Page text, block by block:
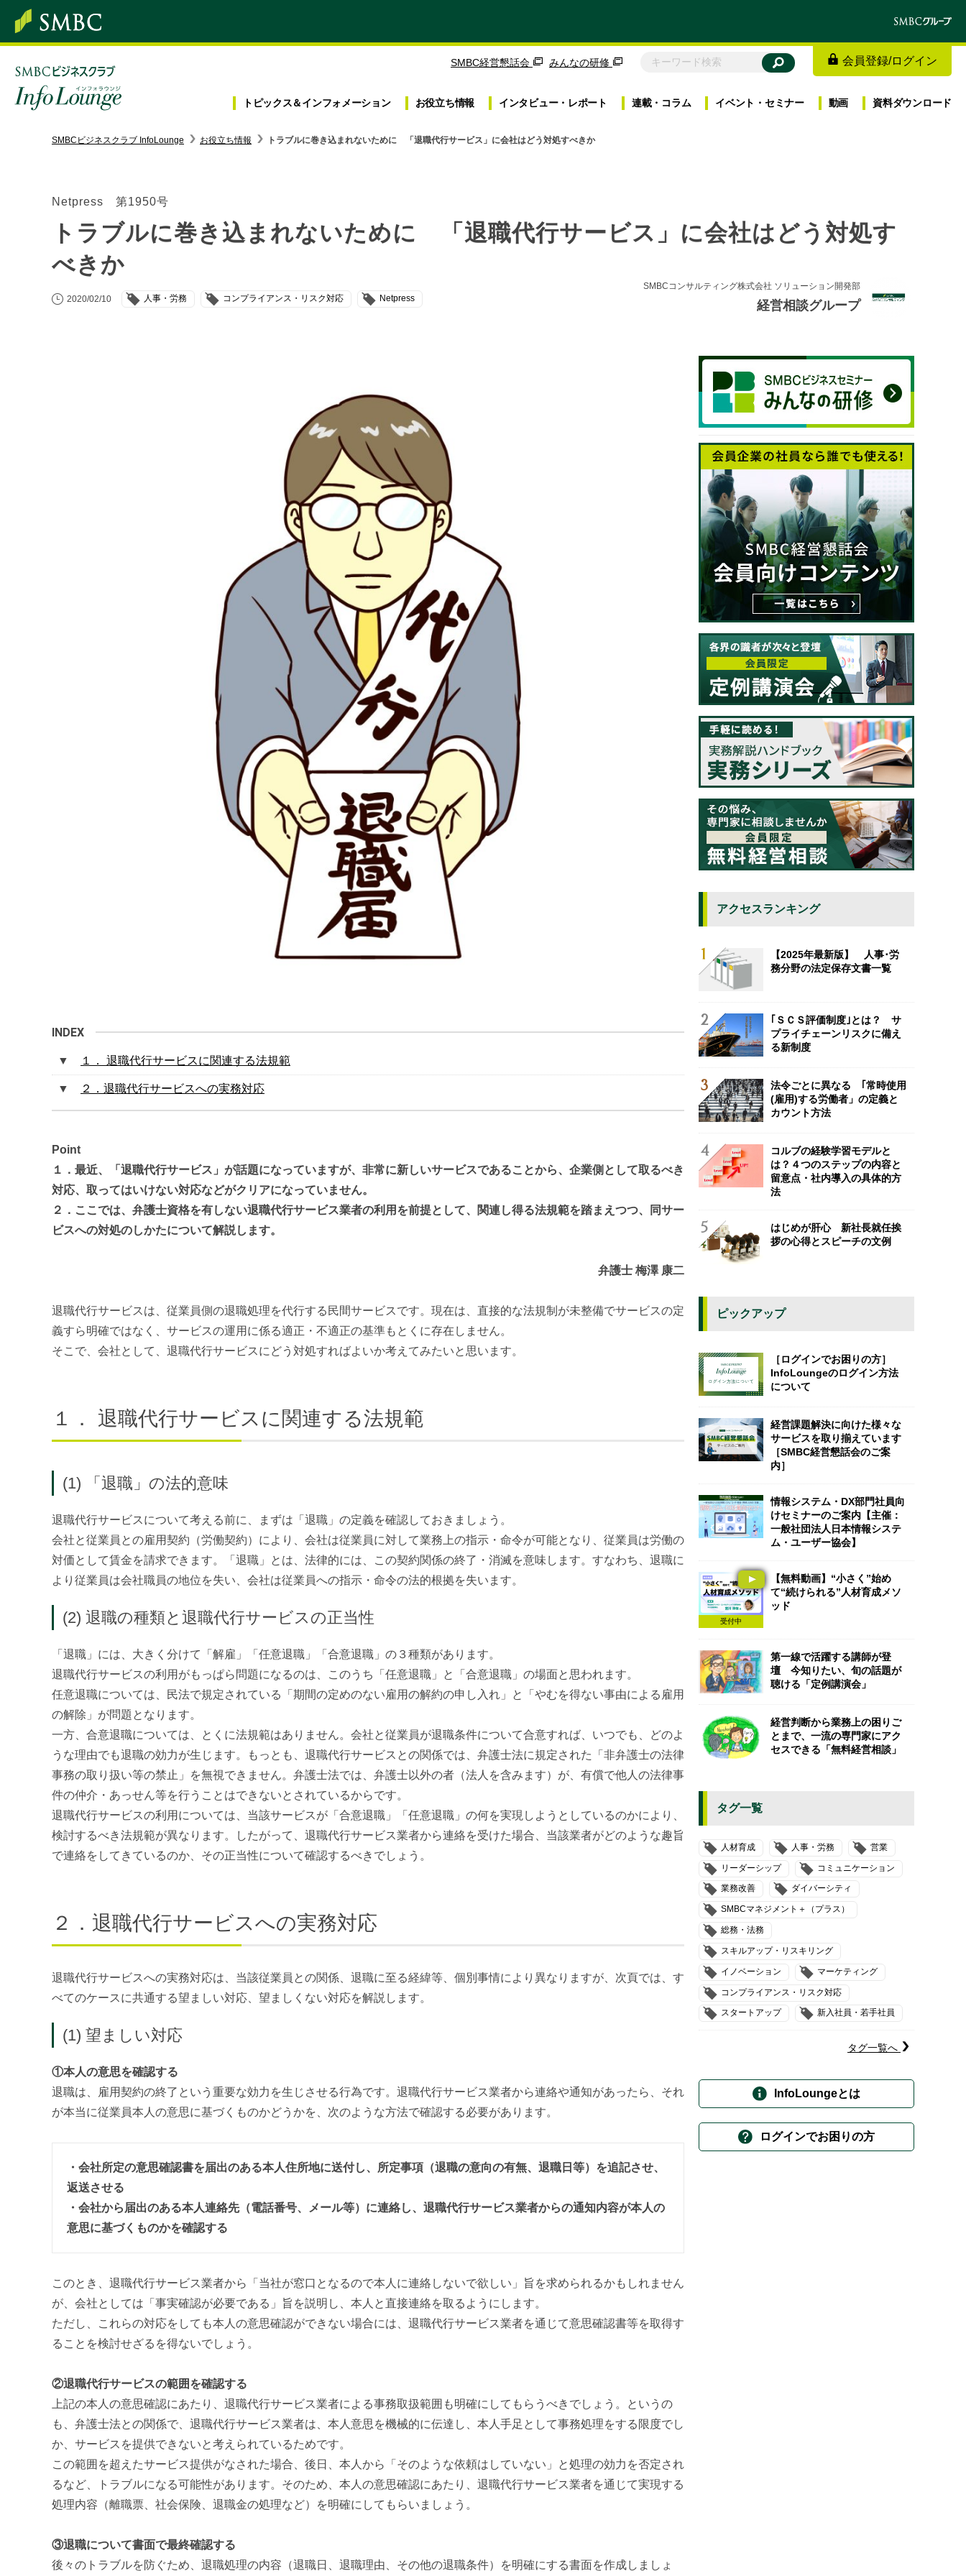
SMBC経営懇話会 みんなの研修 会員登録/ログイン
トピックス＆インフォメーション お役立ち情報 インタビュー・ レポート 連載・ コラム イベント・ セミナー 動画 資料ダウンロード
トピックス＆インフォメーション
お役立ち情報
インタビュー・レポート
SMBCビジネスクラブ InfoLounge お役立ち情報 トラブルに巻き込まれないために 「退職代行サービス」に会社はどう対処すべきか
Netpress 第1950号
トラブルに巻き込まれないために 「退職代行サービス」に会社はどう対処す
べきか
2020/02/10 人事・労務 コンプライアンス・リスク対応 Netpress
SMBCコンサルティング株式会社 ソリューション開発部
経営相談グループ
１． 退職代行サービスに関連する法規範
２．退職代行サービスへの実務対応
Point
１．最近、「退職代行サービス」が話題になっていますが、非常に新しいサービスであることから、企業側として取るべき
対応、取ってはいけない対応などがクリアになっていません。
２．ここでは、弁護士資格を有しない退職代行サービス業者の利用を前提として、関連し得る法規範を踏まえつつ、同サー
ビスへの対処のしかたについて解説します。
弁護士 梅澤 康二
退職代行サービスは、従業員側の退職処理を代行する民間サービスです。現在は、直接的な法規制が未整備でサービスの定
義すら明確ではなく、サービスの運用に係る適正・不適正の基準もとくに存在しません。
そこで、会社として、退職代行サービスにどう対処すればよいか考えてみたいと思います。
１． 退職代行サービスに関連する法規範
(1) 「退職」の法的意味
退職代行サービスについて考える前に、まずは「退職」の定義を確認しておきましょう。
会社と従業員との雇用契約（労働契約）により、会社は従業員に対して業務上の指示・命令が可能となり、従業員は労働の
対価として賃金を請求できます。「退職」とは、法律的には、この契約関係の終了・消滅を意味します。すなわち、退職に
より従業員は会社職員の地位を失い、会社は従業員への指示・命令の法的根拠を失います。
(2) 退職の種類と退職代行サービスの正当性
「退職」には、大きく分けて「解雇」「任意退職」「合意退職」の３種類があります。
退職代行サービスの利用がもっぱら問題になるのは、このうち「任意退職」と「合意退職」の場面と思われます。
任意退職については、民法で規定されている「期間の定めのない雇用の解約の申し入れ」と「やむを得ない事由による雇用
の解除」が問題となります。
一方、合意退職については、とくに法規範はありません。会社と従業員が退職条件について合意すれば、いつでも、どのよ
うな理由でも退職の効力が生じます。もっとも、退職代行サービスとの関係では、弁護士法に規定された「非弁護士の法律
事務の取り扱い等の禁止」を無視できません。弁護士法では、弁護士以外の者（法人を含みます）が、有償で他人の法律事
件の仲介・あっせん等を行うことはできないとされているからです。
退職代行サービスの利用については、当該サービスが「合意退職」「任意退職」の何を実現しようとしているのかにより、
検討するべき法規範が異なります。したがって、退職代行サービス業者から連絡を受けた場合、当該業者がどのような趣旨
で連絡をしてきているのか、その正当性について確認するべきでしょう。
２．退職代行サービスへの実務対応
退職代行サービスへの実務対応は、当該従業員との関係、退職に至る経緯等、個別事情により異なりますが、次頁では、す
べてのケースに共通する望ましい対応、望ましくない対応を解説します。
(1) 望ましい対応
①本人の意思を確認する
退職は、雇用契約の終了という重要な効力を生じさせる行為です。退職代行サービス業者から連絡や通知があったら、それ
が本当に従業員本人の意思に基づくものかどうかを、次のような方法で確認する必要があります。
・会社所定の意思確認書を届出のある本人住所地に送付し、所定事項（退職の意向の有無、退職日等）を追記させ、
返送させる
・会社から届出のある本人連絡先（電話番号、メール等）に連絡し、退職代行サービス業者からの通知内容が本人の
意思に基づくものかを確認する
このとき、退職代行サービス業者から「当社が窓口となるので本人に連絡しないで欲しい」旨を求められるかもしれません
が、会社としては「事実確認が必要である」旨を説明し、本人と直接連絡を取るようにします。
ただし、これらの対応をしても本人の意思確認ができない場合には、退職代行サービス業者を通じて意思確認書等を取得す
ることを検討せざるを得ないでしょう。
②退職代行サービスの範囲を確認する
上記の本人の意思確認にあたり、退職代行サービス業者による事務取扱範囲も明確にしてもらうべきでしょう。というの
も、弁護士法との関係で、退職代行サービス業者は、本人意思を機械的に伝達し、本人手足として事務処理をする限度でし
か、サービスを提供できないと考えられているためです。
この範囲を超えたサービス提供がなされた場合、後日、本人から「そのような依頼はしていない」と処理の効力を否定され
るなど、トラブルになる可能性があります。そのため、本人の意思確認にあたり、退職代行サービス業者を通じて実現する
処理内容（離職票、社会保険、退職金の処理など）を明確にしてもらいましょう。
③退職について書面で最終確認する
後々のトラブルを防ぐため、退職処理の内容（退職日、退職理由、その他の退職条件）を明確にする書面を作成しましょ
アクセスランキング
【2025年最新版】 人事･労
務分野の法定保存文書一覧
｢ＳＣＳ評価制度｣とは？ サ
プライチェーンリスクに備え
る新制度
法令ごとに異なる ｢常時使用
(雇用)する労働者」の定義と
カウント方法
コルブの経験学習モデルと
は？４つのステップの内容と
留意点・社内導入の具体的方
法
はじめが肝心 新社長就任挨
拶の心得とスピーチの文例
ピックアップ
［ログインでお困りの方］
InfoLoungeのログイン方法
について
経営課題解決に向けた様々な
サービスを取り揃えています
［SMBC経営懇話会のご案
内］
情報システム・DX部門社員向
けセミナーのご案内【主催：
一般社団法人日本情報システ
ム・ユーザー協会】
受付中
【無料動画】“小さく”始め
て“続けられる”人材育成メソ
ッド
第一線で活躍する講師が登
壇 今知りたい、旬の話題が
聴ける「定例講演会」
経営判断から業務上の困りご
とまで、一流の専門家にアク
セスできる「無料経営相談」
タグ一覧
人材育成 人事・労務 営業
リーダーシップ コミュニケーション
業務改善 ダイバーシティ
SMBCマネジメント＋（プラス）
総務・法務
スキルアップ・リスキリング
イノベーション マーケティング
コンプライアンス・リスク対応
スタートアップ 新入社員・若手社員
タグ一覧へ
InfoLoungeとは
ログインでお困りの方